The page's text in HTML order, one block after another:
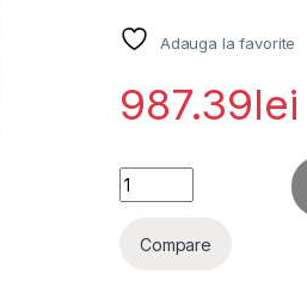
Adauga la favorite
987.39lei
Centrala de alarma
Compare